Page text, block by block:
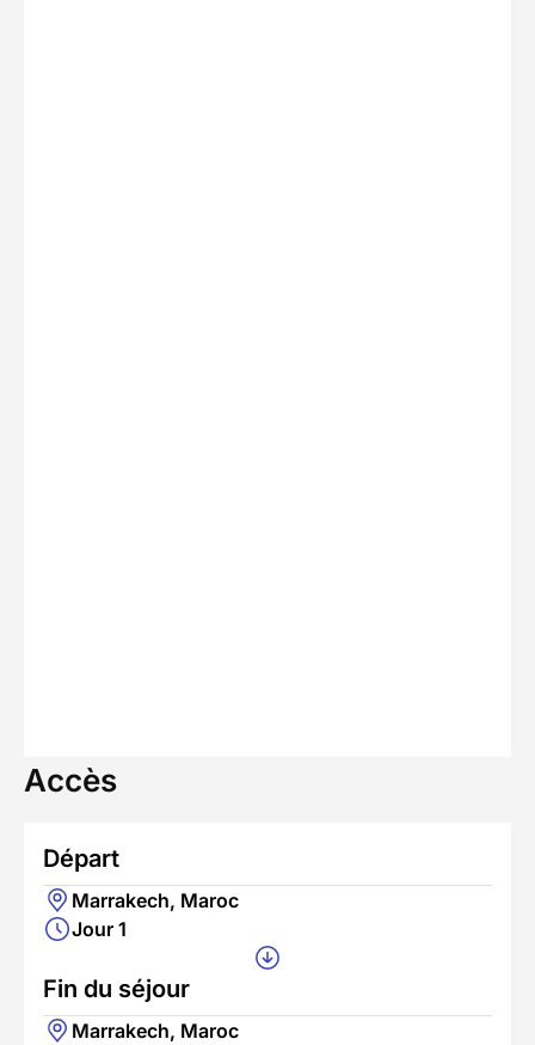
Accès
Départ
Marrakech, Maroc
Jour 1
Fin du séjour
Marrakech, Maroc